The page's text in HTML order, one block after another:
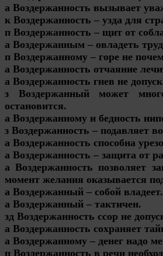
а Воздержанность вызывает
к Воздержанность – узда для
п Воздержанность – щит от
а Воздержанным – овладеть
п Воздержанному – горе не
а Воздержанность отчаяние
а Воздержанность гнев не
з Воздержанный может
остановится.
а Воздержанному и бедность
з Воздержанность – подавляет
а Воздержанность способна
а Воздержанность – защита от
а Воздержанность позволяет
момент желания оказывается
а Воздержанный – собой владеет.
а Воздержанный – тактичен.
зд Воздержанность ссор не
а Воздержанность сохраняет
а Воздержанному – денег надо
п Воздержанность в речи